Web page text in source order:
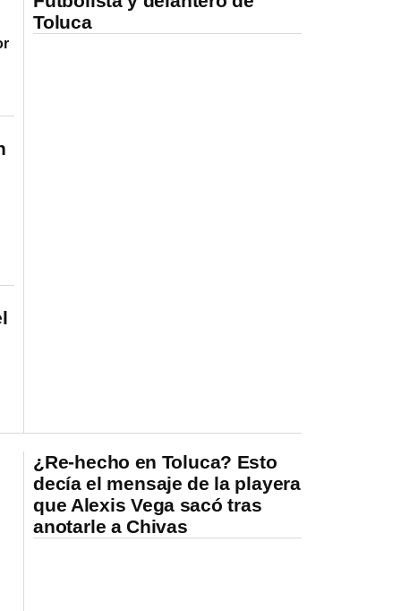
Toluca
¿Re-hecho en Toluca? Esto
decía el mensaje de la playera
que Alexis Vega sacó tras
anotarle a Chivas